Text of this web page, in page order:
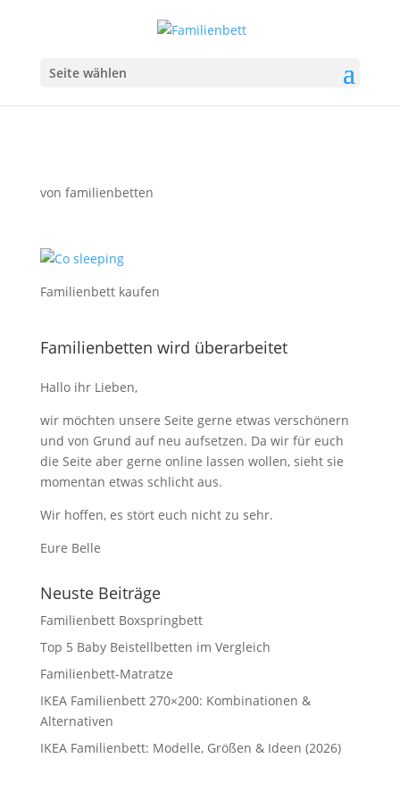
Seite wählen
von familienbetten
Familienbett kaufen
Familienbetten wird überarbeitet
Hallo ihr Lieben,
wir möchten unsere Seite gerne etwas verschönern
und von Grund auf neu aufsetzen. Da wir für euch
die Seite aber gerne online lassen wollen, sieht sie
momentan etwas schlicht aus.
Wir hoffen, es stört euch nicht zu sehr.
Eure Belle
Neuste Beiträge
Familienbett Boxspringbett
Top 5 Baby Beistellbetten im Vergleich
Familienbett-Matratze
IKEA Familienbett 270×200: Kombinationen &
Alternativen
IKEA Familienbett: Modelle, Größen & Ideen (2026)